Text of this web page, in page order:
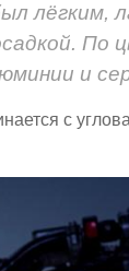
лёгким,
По
и
с